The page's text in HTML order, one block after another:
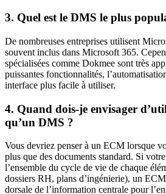
3. Quel est le DMS le plus
De nombreuses entreprises utilisent
souvent inclus dans Microsoft 365.
spécialisées comme Dokmee sont très
puissantes fonctionnalités,
interface plus facile à utiliser.
4. Quand dois-je envisager
qu’un DMS ?
Vous devriez penser à un ECM lorsque
plus que des documents standard. Si
l’ensemble du cycle de vie de chaque
dossiers RH, plans d’ingénierie), un
dorsale de l’information centrale pour